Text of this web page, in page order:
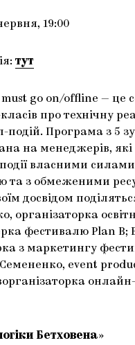
19:00
тут
go on/offline — це
про технічну
подiй. Програма з 5
на менеджерів, які
події власними
та з обмеженими
досвідом
організаторка
фестивалю Plan B;
з маркетингу
event
Бетховена»